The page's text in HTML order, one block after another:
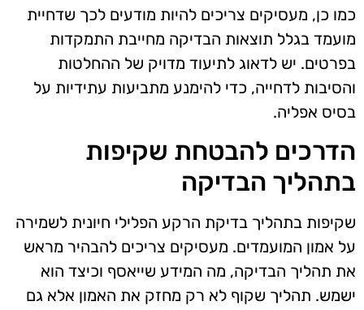
כמו כן, מעסיקים צריכים להיות מודעים לכך שדחיית
מועמד בגלל תוצאות הבדיקה מחייבת התמקדות
בפרטים. יש לדאוג לתיעוד מדויק של ההחלטות
והסיבות לדחייה, כדי להימנע מתביעות עתידיות על
בסיס אפליה.
הדרכים להבטחת שקיפות
בתהליך הבדיקה
שקיפות בתהליך בדיקת הרקע הפלילי חיונית לשמירה
על אמון המועמדים. מעסיקים צריכים להבהיר מראש
את תהליך הבדיקה, מה המידע שייאסף וכיצד הוא
ישמש. תהליך שקוף לא רק מחזק את האמון אלא גם